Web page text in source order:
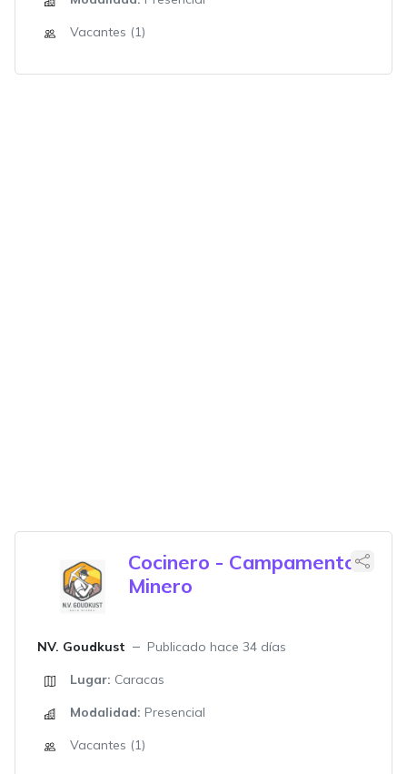
Vacantes (1)
Cocinero - Campamento
Minero
NV. Goudkust
Publicado hace 34 días
Lugar: Caracas
Modalidad: Presencial
Vacantes (1)